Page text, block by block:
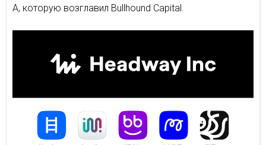
A, которую возглавил Bullhound Capital.